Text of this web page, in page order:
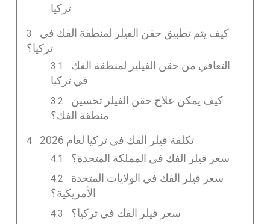
تركيا
كيف يتم تطبيق حقن الفيلر لمنطقة الفك في
تركيا؟
التعافي من حقن الفيلير لمنطقة الفك
في تركيا
كيف يمكن علاج حقن الفيلر تحسين
منطقة الفك؟
تكلفة فيلر الفك في تركيا لعام 2026
سعر فيلر الفك في المملكة المتحدة؟
سعر فيلر الفك في الولايات المتحدة
الأمريكية؟
سعر فيلر الفك في تركيا؟